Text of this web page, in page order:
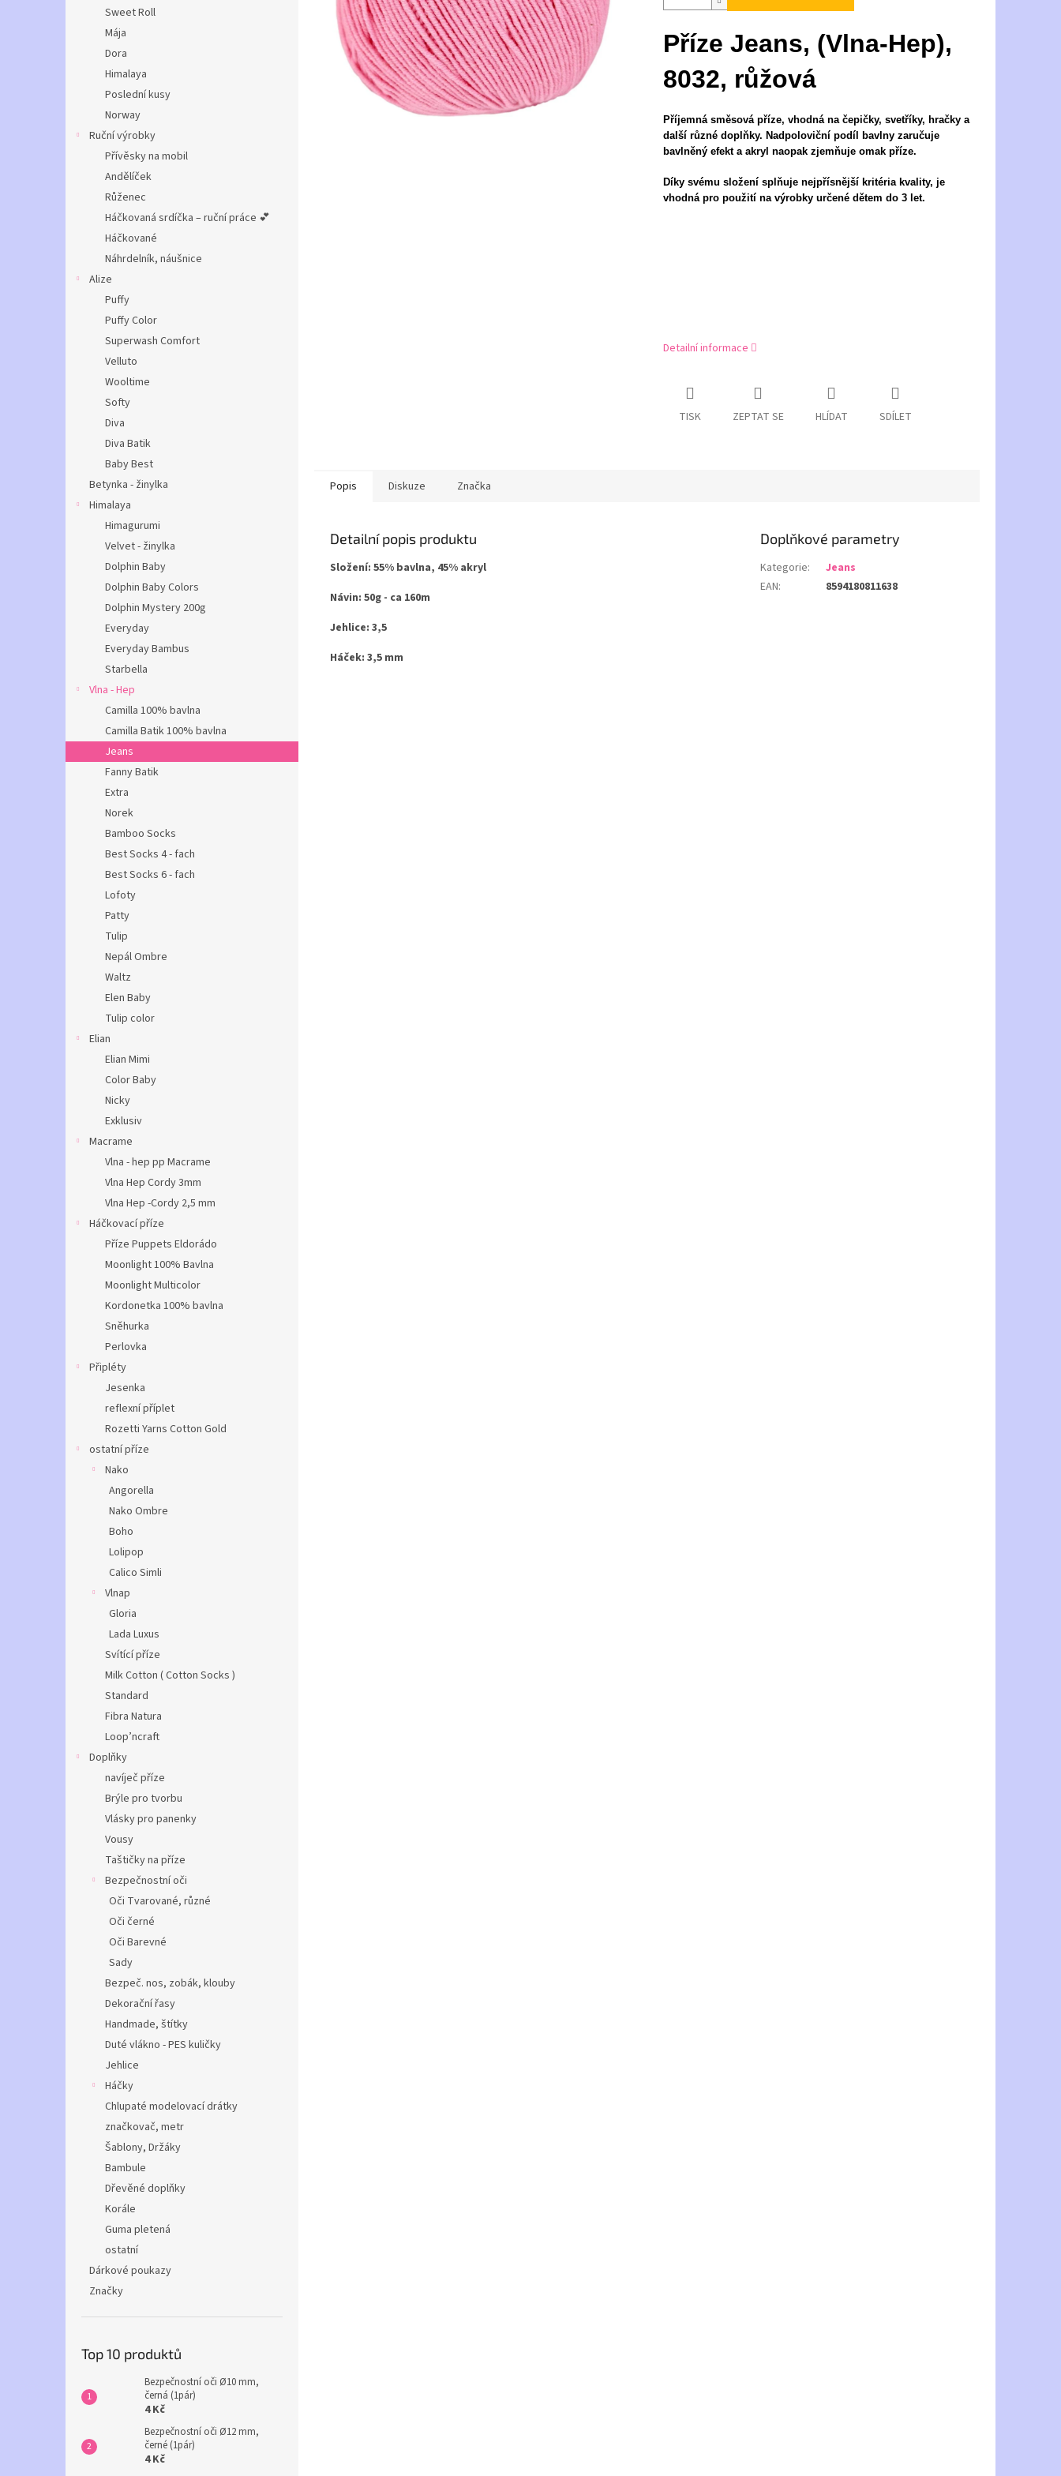
Sweet Roll
Mája
Dora
Himalaya
Poslední kusy
Norway
Ruční výrobky
Přívěsky na mobil
Andělíček
Růženec
Háčkovaná srdíčka – ruční práce 💕
Háčkované
Náhrdelník, náušnice
Alize
Puffy
Puffy Color
Superwash Comfort
Velluto
Wooltime
Softy
Diva
Diva Batik
Baby Best
Betynka - žinylka
Himalaya
Himagurumi
Velvet - žinylka
Dolphin Baby
Dolphin Baby Colors
Dolphin Mystery 200g
Everyday
Everyday Bambus
Starbella
Vlna - Hep
Camilla 100% bavlna
Camilla Batik 100% bavlna
Jeans
Fanny Batik
Extra
Norek
Bamboo Socks
Best Socks 4 - fach
Best Socks 6 - fach
Lofoty
Patty
Tulip
Nepál Ombre
Waltz
Elen Baby
Tulip color
Elian
Elian Mimi
Color Baby
Nicky
Exklusiv
Macrame
Vlna - hep pp Macrame
Vlna Hep Cordy 3mm
Vlna Hep -Cordy 2,5 mm
Háčkovací příze
Příze Puppets Eldorádo
Moonlight 100% Bavlna
Moonlight Multicolor
Kordonetka 100% bavlna
Sněhurka
Perlovka
Připléty
Jesenka
reflexní příplet
Rozetti Yarns Cotton Gold
ostatní příze
Nako
Angorella
Nako Ombre
Boho
Lolipop
Calico Simli
Vlnap
Gloria
Lada Luxus
Svítící příze
Milk Cotton ( Cotton Socks )
Standard
Fibra Natura
Loop’ncraft
Doplňky
navíječ příze
Brýle pro tvorbu
Vlásky pro panenky
Vousy
Taštičky na příze
Bezpečnostní oči
Oči Tvarované, různé
Oči černé
Oči Barevné
Sady
Bezpeč. nos, zobák, klouby
Dekorační řasy
Handmade, štítky
Duté vlákno - PES kuličky
Jehlice
Háčky
Chlupaté modelovací drátky
značkovač, metr
Šablony, Držáky
Bambule
Dřevěné doplňky
Korále
Guma pletená
ostatní
Dárkové poukazy
Značky
Top 10 produktů
Bezpečnostní oči Ø10 mm,
černá (1pár)
4 Kč
Bezpečnostní oči Ø12 mm,
černé (1pár)
4 Kč
Příze Jeans, (Vlna-Hep),
8032, růžová
Příjemná směsová příze, vhodná na čepičky, svetříky, hračky a
další různé doplňky. Nadpoloviční podíl bavlny zaručuje
bavlněný efekt a akryl naopak zjemňuje omak příze.
Díky svému složení splňuje nejpřísnější kritéria kvality, je
vhodná pro použití na výrobky určené dětem do 3 let.
Detailní informace
TISK ZEPTAT SE HLÍDAT SDÍLET
Popis Diskuze Značka
Detailní popis produktu
Složení: 55% bavlna, 45% akryl
Návin: 50g - ca 160m
Jehlice: 3,5
Háček: 3,5 mm
Doplňkové parametry
Kategorie:
Jeans
EAN: 8594180811638